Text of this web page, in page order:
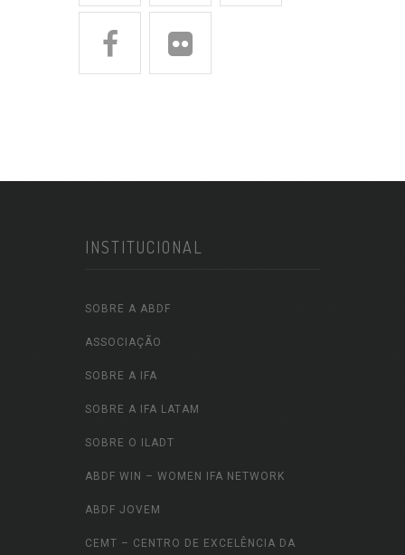
INSTITUCIONAL
SOBRE A ABDF
ASSOCIAÇÃO
SOBRE A IFA
SOBRE A IFA LATAM
SOBRE O ILADT
ABDF WIN – WOMEN IFA NETWORK
ABDF JOVEM
CEMT – CENTRO DE EXCELÊNCIA DA